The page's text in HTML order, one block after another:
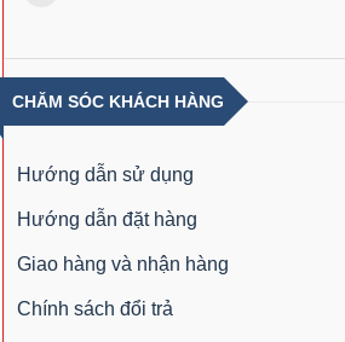
CHĂM SÓC KHÁCH HÀNG
Hướng dẫn sử dụng
Hướng dẫn đặt hàng
Giao hàng và nhận hàng
Chính sách đổi trả